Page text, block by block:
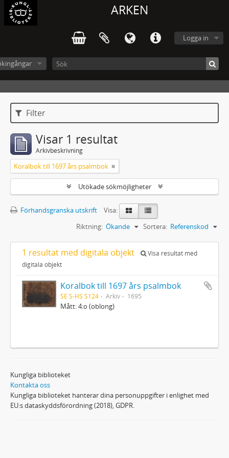
ARKEN
Logga in
Filter
Visar 1 resultat
Arkivbeskrivning
Koralbok till 1697 års psalmbok
Utökade sökmöjligheter
Förhandsgranska utskrift
Visa:
Sortera: Referenskod
Riktning: Ökande
1 resultat med digitala objekt
Visa resultat med
digitala objekt
Koralbok till 1697 års psalmbok
SE S-HS S124 Arkiv 1695
Mått: 4:o (oblong)
Kungliga biblioteket
Kontakta oss
Kungliga biblioteket hanterar dina personuppgifter i enlighet med
EU:s dataskyddsförordning (2018), GDPR.